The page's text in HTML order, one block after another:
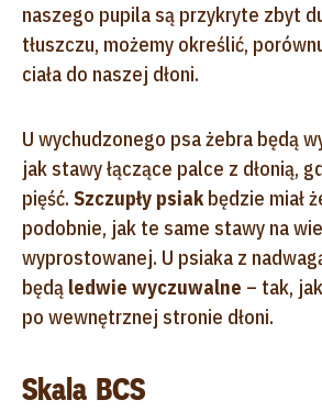
naszego pupila są przykryte zbyt
tłuszczu, możemy określić,
ciała do naszej dłoni.
U wychudzonego psa żebra będą
jak stawy łączące palce z dłonią,
pięść. Szczupły psiakbędzie miał
podobnie, jak te same stawy na
wyprostowanej. U psiaka z
będą ledwie wyczuwalne – tak,
po wewnętrznej stronie dłoni.
Skala BCS